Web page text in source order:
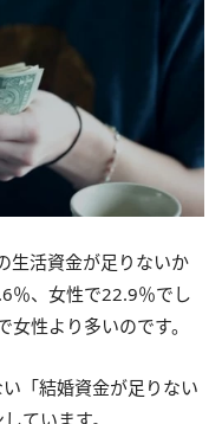
生活資金が足りないか
％、女性で22.9％でし
性より多いのです。
「結婚資金が足りない
ています。